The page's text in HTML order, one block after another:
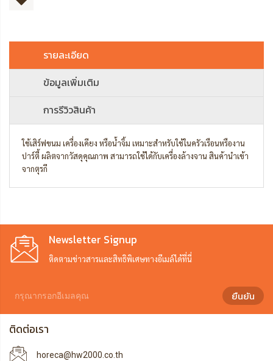
รายละเอียด
ข้อมูลเพิ่มเติม
การรีวิวสินค้า
ใช้เสิร์ฟขนม เครื่องเคียง หรือน้ำจิ้ม เหมาะสำหรับใช้ในครัวเรือนหรืองาน
ปาร์ตี้ ผลิตจากวัสดุคุณภาพ สามารถใช้ได้กับเครื่องล้างจาน สินค้านำเข้า
จากตุรกี
Newsletter Signup
ติดตามข่าวสารและสิทธิพิเศษทางอีเมล์ได้ที่นี่
ยืนยัน
ติดต่อเรา
horeca@hw2000.co.th